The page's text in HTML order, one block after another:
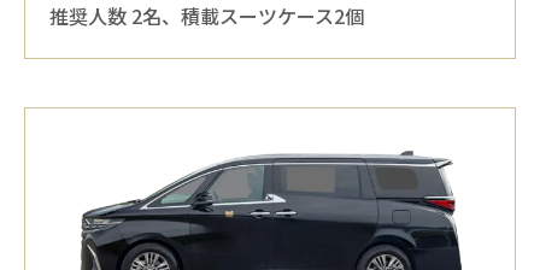
推奨人数 2名、積載スーツケース2個